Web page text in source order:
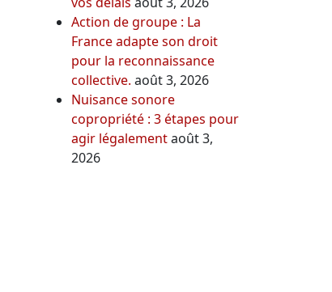
Action de groupe : La
France adapte son droit
pour la reconnaissance
collective. août 3, 2026
Nuisance sonore
copropriété : 3 étapes pour
agir légalement août 3,
2026